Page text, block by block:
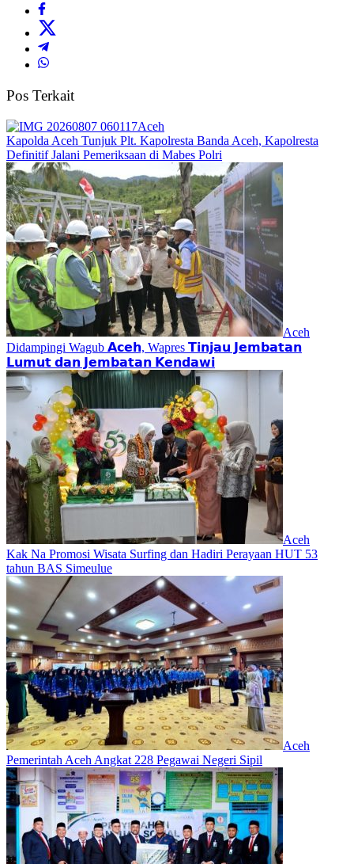
Pos Terkait
Aceh
Kapolda Aceh Tunjuk Plt. Kapolresta Banda Aceh, Kapolresta
Definitif Jalani Pemeriksaan di Mabes Polri
Aceh
Didampingi Wagub 𝗔𝗰𝗲𝗵, Wapres 𝗧𝗶𝗻𝗷𝗮𝘂 𝗝𝗲𝗺𝗯𝗮𝘁𝗮𝗻
𝗟𝘂𝗺𝘂𝘁 𝗱𝗮𝗻 𝗝𝗲𝗺𝗯𝗮𝘁𝗮𝗻 𝗞𝗲𝗻𝗱𝗮𝘄𝗶
Aceh
Kak Na Promosi Wisata Surfing dan Hadiri Perayaan HUT 53
tahun BAS Simeulue
Aceh
Pemerintah Aceh Angkat 228 Pegawai Negeri Sipil